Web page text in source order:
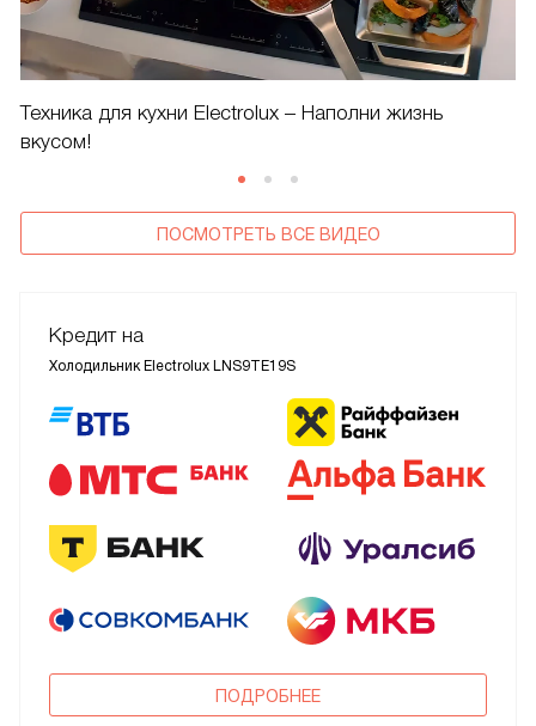
Техника для кухни Electrolux – Наполни жизнь
вкусом!
ПОСМОТРЕТЬ ВСЕ ВИДЕО
Кредит на
Холодильник Electrolux LNS9TE19S
ПОДРОБНЕЕ